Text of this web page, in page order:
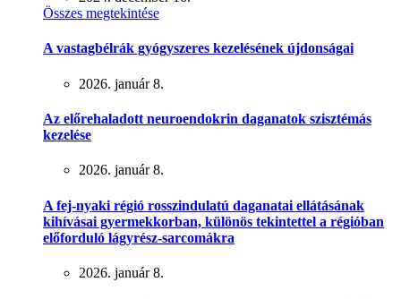
Összes megtekintése
A vastagbélrák gyógyszeres kezelésének újdonságai
2026. január 8.
Az előrehaladott neuroendokrin daganatok szisztémás
kezelése
2026. január 8.
A fej-nyaki régió rosszindulatú daganatai ellátásának
kihívásai gyermekkorban, különös tekintettel a régióban
előforduló lágyrész-sarcomákra
2026. január 8.